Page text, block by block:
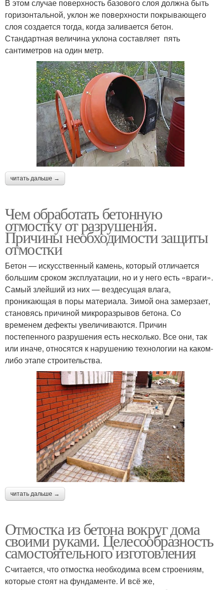
В этом случае поверхность базового слоя должна быть
горизонтальной, уклон же поверхности покрывающего
слоя создается тогда, когда заливается бетон.
Стандартная величина уклона составляет пять
сантиметров на один метр.
читать дальше →
Чем обработать бетонную
отмостку от разрушения.
Причины необходимости защиты
отмостки
Бетон — искусственный камень, который отличается
большим сроком эксплуатации, но и у него есть «враги».
Самый злейший из них — вездесущая влага,
проникающая в поры материала. Зимой она замерзает,
становясь причиной микроразрывов бетона. Со
временем дефекты увеличиваются. Причин
постепенного разрушения есть несколько. Все они, так
или иначе, относятся к нарушению технологии на каком-
либо этапе строительства.
читать дальше →
Отмостка из бетона вокруг дома
своими руками. Целесообразность
самостоятельного изготовления
Считается, что отмостка необходима всем строениям,
которые стоят на фундаменте. И всё же,